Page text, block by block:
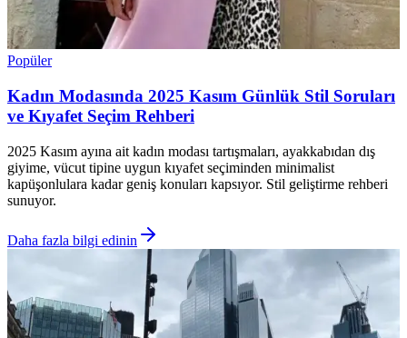
Popüler
Kadın Modasında 2025 Kasım Günlük Stil Soruları
ve Kıyafet Seçim Rehberi
2025 Kasım ayına ait kadın modası tartışmaları, ayakkabıdan dış
giyime, vücut tipine uygun kıyafet seçiminden minimalist
kapüşonlulara kadar geniş konuları kapsıyor. Stil geliştirme rehberi
sunuyor.
Daha fazla bilgi edinin